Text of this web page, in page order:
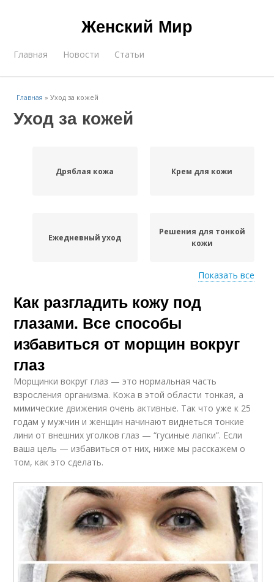
Женский Мир
Главная Новости Статьи
Главная »Уход за кожей
Уход за кожей
Дряблая кожа Крем для кожи
Ежедневный уход
Решения для тонкой
кожи
Кожи под глазами Правильный уход
Процедуры для кожи
Неправильный уход Особый уход
Рекомендации по
уходу
Корейский уход
Уход за лицом Изменения в коже
Показать все
Как разгладить кожу под
глазами. Все способы
избавиться от морщин вокруг
глаз
Морщинки вокруг глаз — это нормальная часть
взросления организма. Кожа в этой области тонкая, а
мимические движения очень активные. Так что уже к 25
годам у мужчин и женщин начинают виднеться тонкие
лини от внешних уголков глаз — “гусиные лапки”. Если
ваша цель — избавиться от них, ниже мы расскажем о
том, как это сделать.